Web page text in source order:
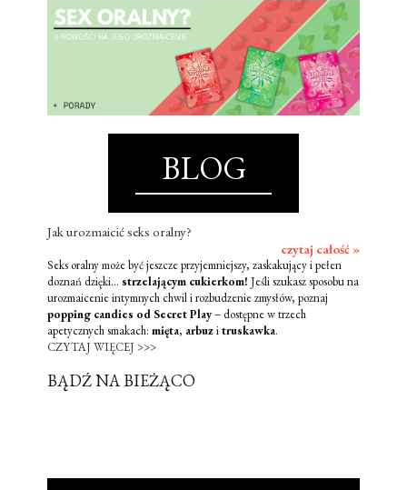
BLOG
Jak urozmaicić seks oralny?
czytaj całość »
Seks oralny może być jeszcze przyjemniejszy, zaskakujący i pełen
doznań dzięki... strzelającym cukierkom! Jeśli szukasz sposobu na
urozmaicenie intymnych chwil i rozbudzenie zmysłów, poznaj
popping candies od Secret Play– dostępne w trzech
apetycznych smakach: mięta, arbuzitruskawka.
CZYTAJ WIĘCEJ >>>
BĄDŹ NA BIEŻĄCO